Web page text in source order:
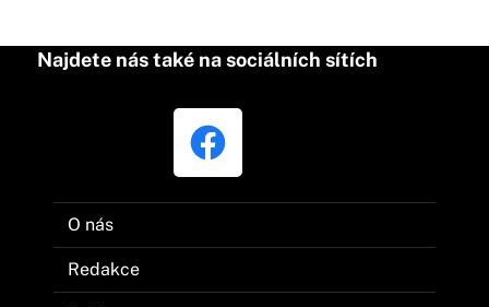
Najdete nás také na sociálních sítích
O nás
Redakce